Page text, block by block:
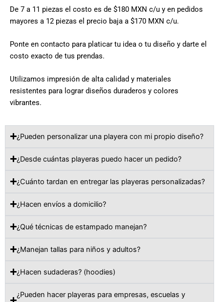
De 7 a 11 piezas el costo es de $180 MXN c/u y en pedidos
mayores a 12 piezas el precio baja a $170 MXN c/u.
Ponte en contacto para platicar tu idea o tu diseño y darte el
costo exacto de tus prendas.
Utilizamos impresión de alta calidad y materiales
resistentes para lograr diseños duraderos y colores
vibrantes.
¿Pueden personalizar una playera con mi propio diseño?
¿Desde cuántas playeras puedo hacer un pedido?
¿Cuánto tardan en entregar las playeras personalizadas?
¿Hacen envíos a domicilio?
¿Qué técnicas de estampado manejan?
¿Manejan tallas para niños y adultos?
¿Hacen sudaderas? (hoodies)
¿Pueden hacer playeras para empresas, escuelas y